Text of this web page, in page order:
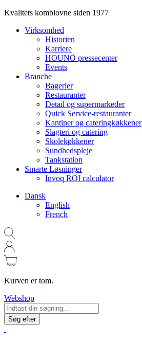
Kvalitets kombiovne siden 1977
Virksomhed
Historien
Karriere
HOUNÖ pressecenter
Events
Branche
Bagerier
Restauranter
Detail og supermarkeder
Quick Service-restauranter
Kantiner og cateringkøkkener
Slagteri og catering
Skolekøkkener
Sundhedspleje
Tankstation
Smarte Løsninger
Invoq ROI calculator
Dansk
English
French
Kurven er tom.
Webshop
Søg efter